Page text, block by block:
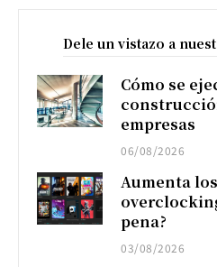
Dele un vistazo a
Cómo se
empresas
06/08/2026
Aumenta
pena?
03/08/2026